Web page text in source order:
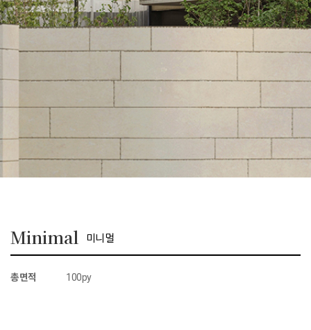
Minimal 미니멀
총면적 100py